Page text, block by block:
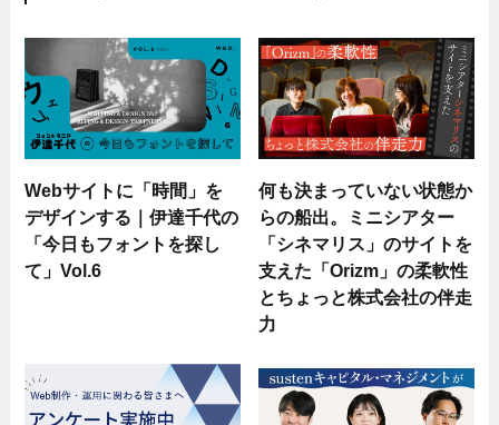
Webサイトに「時間」を
デザインする｜伊達千代の
「今日もフォントを探し
て」Vol.6
何も決まっていない状態か
らの船出。ミニシアター
「シネマリス」のサイトを
支えた「Orizm」の柔軟性
とちょっと株式会社の伴走
力